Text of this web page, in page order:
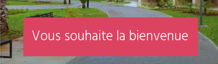
Vous souhaite la bienvenue